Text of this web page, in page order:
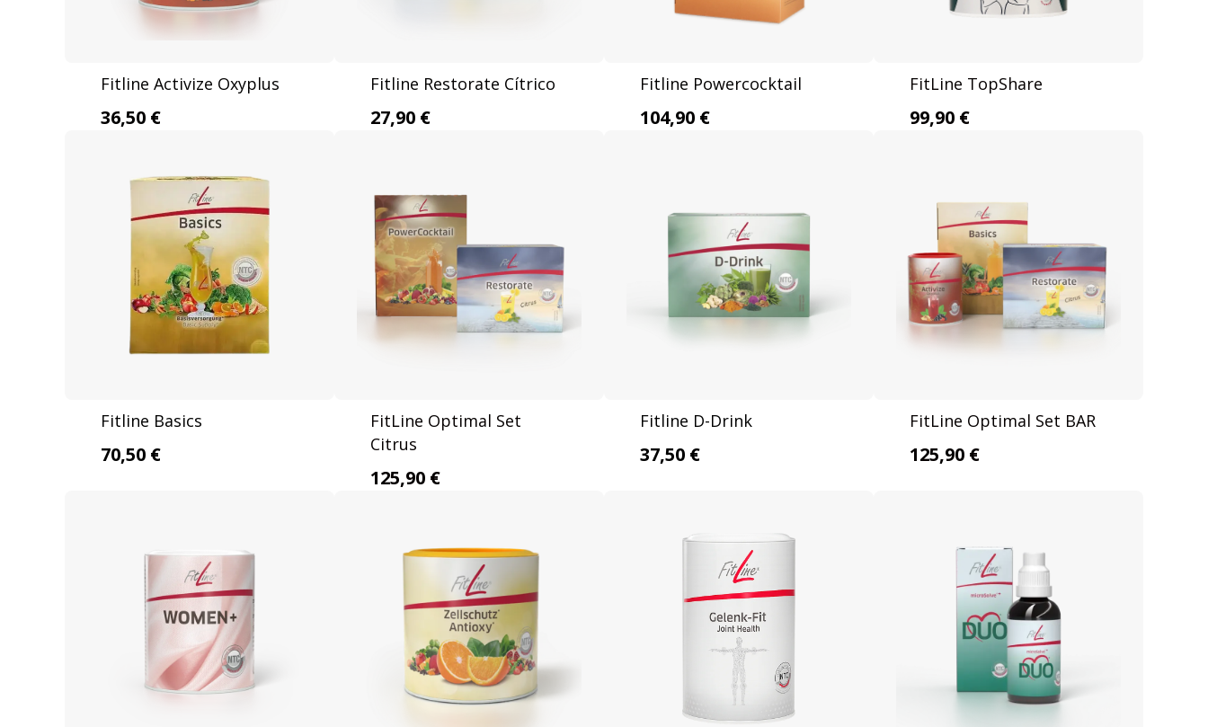
Fitline Activize Oxyplus
36,50 €
Fitline Restorate Cítrico
27,90 €
Fitline Powercocktail
104,90 €
FitLine TopShare
99,90 €
Fitline Basics
70,50 €
FitLine Optimal Set
Citrus
125,90 €
Fitline D-Drink
37,50 €
FitLine Optimal Set BAR
125,90 €